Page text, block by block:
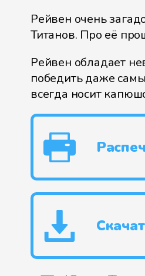
Рейвен очень
Титанов. Про её
Рейвен обладает
победить даже
всегда носит